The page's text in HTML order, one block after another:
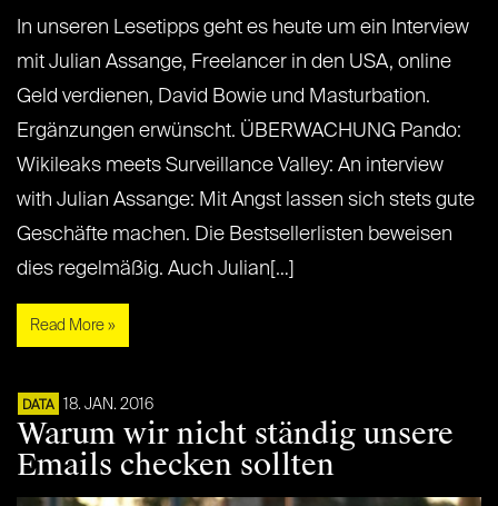
In unseren Lesetipps geht es heute um ein Interview
mit Julian Assange, Freelancer in den USA, online
Geld verdienen, David Bowie und Masturbation.
Ergänzungen erwünscht. ÜBERWACHUNG Pando:
Wikileaks meets Surveillance Valley: An interview
with Julian Assange: Mit Angst lassen sich stets gute
Geschäfte machen. Die Bestsellerlisten beweisen
dies regelmäßig. Auch Julian[…]
Read More »
DATA 18. JAN. 2016
Warum wir nicht ständig unsere
Emails checken sollten